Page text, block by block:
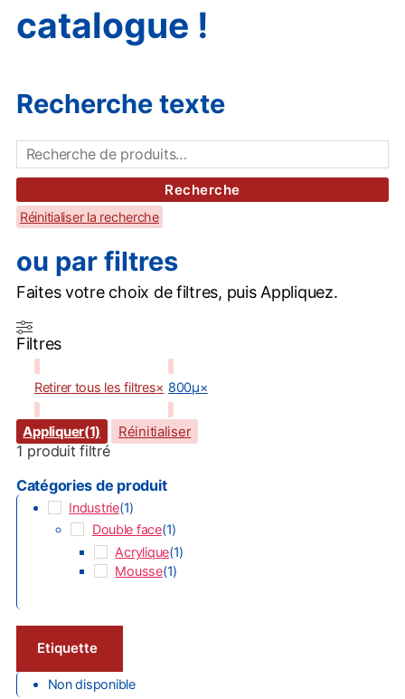
catalogue !
Recherche texte
Recherche
pour :
Recherche
Réinitialiser la recherche
ou par filtres
Faites votre choix de filtres, puis Appliquez.
Filtres
Retirer tous les filtres× 800µ×
1 produit filtré
Catégories de produit
Industrie(1)
Double face(1)
Acrylique(1)
Mousse(1)
Etiquette
Non disponible
Appliquer(1) Réinitialiser